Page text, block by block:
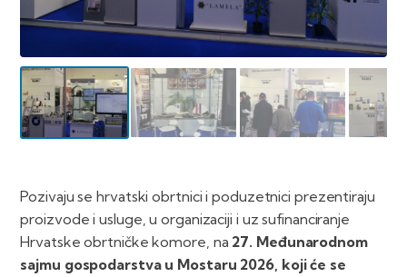
Pozivaju se hrvatski obrtnici i poduzetnici prezentiraju
proizvode i usluge, u organizaciji i uz sufinanciranje
Hrvatske obrtničke komore, na 27. Međunarodnom
sajmu gospodarstva u Mostaru 2026, koji će se